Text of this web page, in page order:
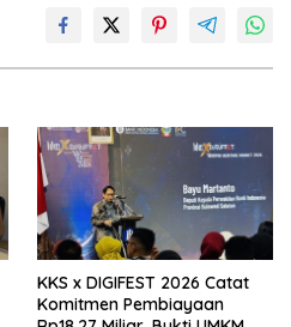
KKS x DIGIFEST 2026 Catat
Komitmen Pembiayaan